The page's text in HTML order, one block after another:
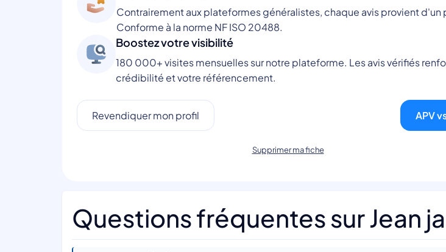
Contrairement aux plateformes généralistes, chaque avis provient d'un
Conforme à la norme NF ISO 20488.
Boostez votre visibilité
180 000+ visites mensuelles sur notre plateforme. Les avis vérifiés
crédibilité et votre référencement.
Revendiquer mon profil APV
Supprimer ma fiche
Questions fréquentes sur Jean